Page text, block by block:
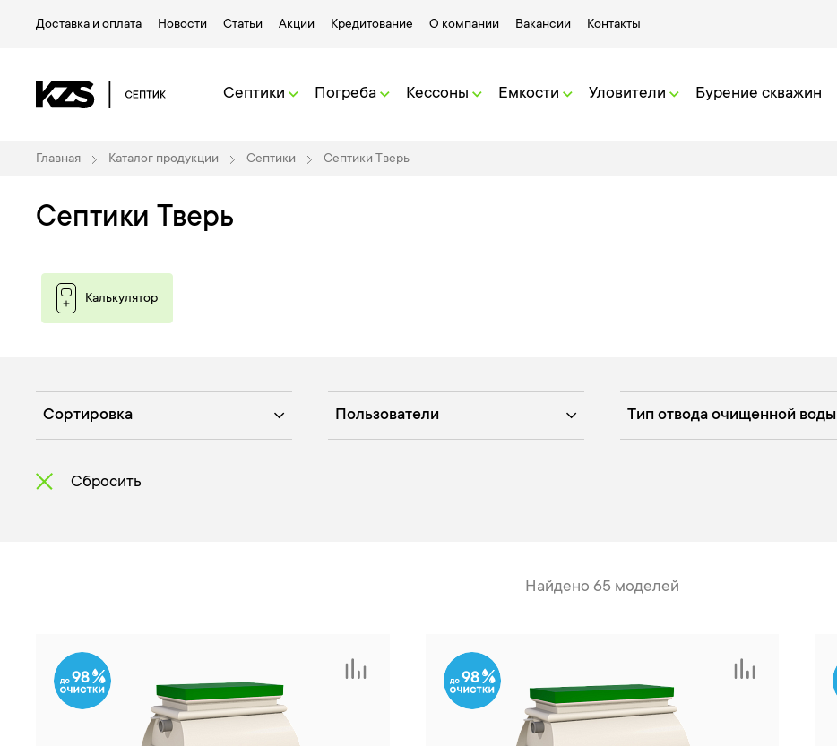
Доставка и оплата Новости Статьи Акции Кредитование О компании Вакансии Контакты
Септики Погреба Кессоны Емкости Уловители Бурение скважин
Главная Каталог продукции Септики Септики Тверь
Септики Тверь
Калькулятор
Сортировка Пользователи Тип отвода очищенной воды
Сбросить
Найдено 65 моделей
98 98